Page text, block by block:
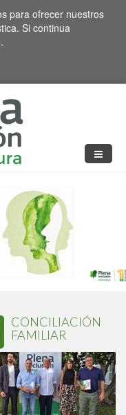
para ofrecer nuestros
Si continua
CONCILIACIÓN
FAMILIAR